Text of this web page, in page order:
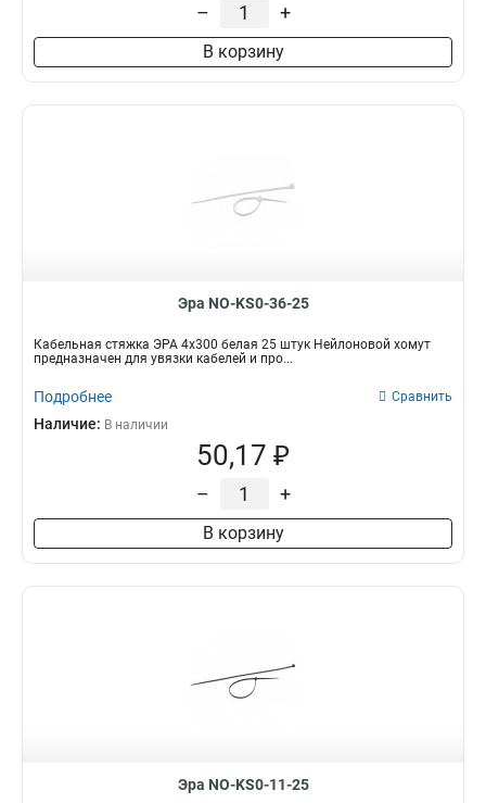
– +
В корзину
Эра NO-KS0-36-25
Кабельная стяжка ЭРА 4x300 белая 25 штук Нейлоновой хомут
предназначен для увязки кабелей и про...
Подробнее Сравнить
Наличие: В наличии
50,17 ₽
– +
В корзину
Эра NO-KS0-11-25